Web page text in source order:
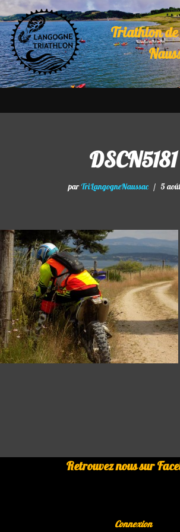
Aller
au
contenu
Triathlon de
DSCN5181
par TriLangogneNaussac 5
Retrouvez nous sur
Connexion